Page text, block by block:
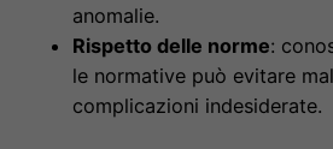
anomalie.
Rispetto delle norme:
le normative può evitare
complicazioni indesiderate.